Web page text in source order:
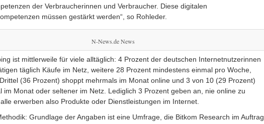
der Verbraucherinnen und Verbraucher. Diese digitalen
müssen gestärkt werden“, so Rohleder.
N-News.de News
ist mittlerweile für viele alltäglich: 4 Prozent der deutschen Internetnutzerinnen
täglich Käufe im Netz, weitere 28 Prozent mindestens einmal pro Woche,
(36 Prozent) shoppt mehrmals im Monat online und 3 von 10 (29 Prozent)
im Monat oder seltener im Netz. Lediglich 3 Prozent geben an, nie online zu
erwerben also Produkte oder Dienstleistungen im Internet.
Grundlage der Angaben ist eine Umfrage, die Bitkom Research im Auftrag